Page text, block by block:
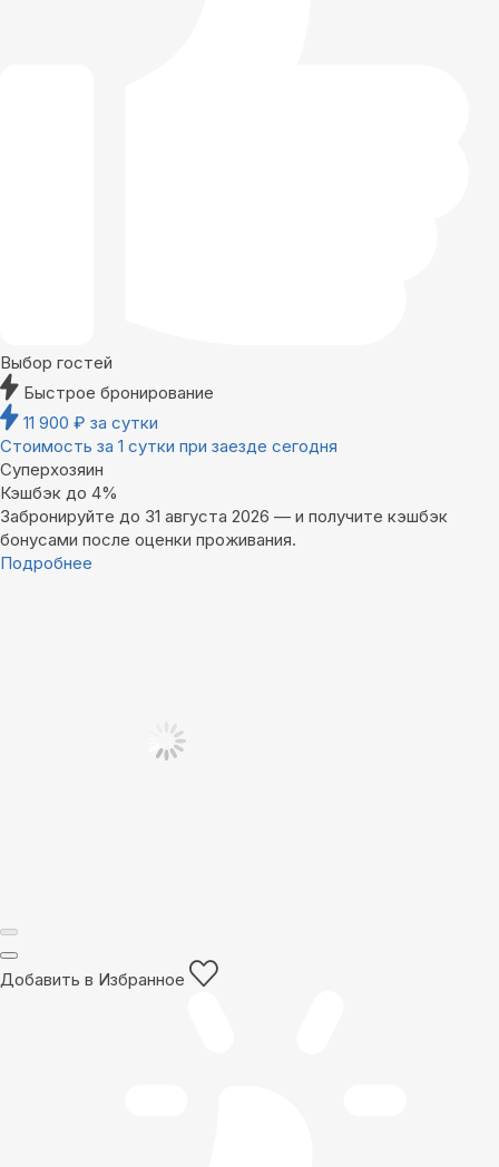
Выбор гостей
Быстрое бронирование
11 900 ₽ за сутки
Стоимость за 1 сутки при заезде сегодня
Суперхозяин
Кэшбэк до 4%
Забронируйте до 31 августа 2026 — и получите кэшбэк
бонусами после оценки проживания.
Подробнее
Добавить в Избранное